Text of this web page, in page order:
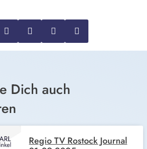
Dich auch
Regio TV Rostock Journal